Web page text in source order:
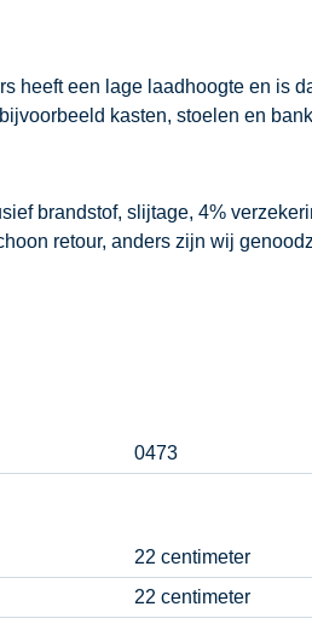
heeft een lage laadhoogte en is
kasten, stoelen en
brandstof, slijtage, 4%
retour, anders zijn wij
0473
22 centimeter
22 centimeter